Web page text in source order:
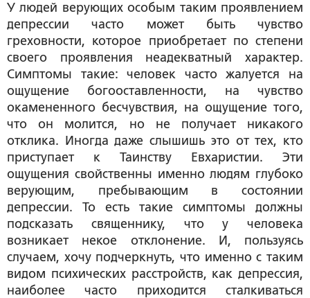
У людей верующих особым таким проявлением
депрессии часто может быть чувство
греховности, которое приобретает по степени
своего проявления неадекватный характер.
Симптомы такие: человек часто жалуется на
ощущение богооставленности, на чувство
окамененного бесчувствия, на ощущение того,
что он молится, но не получает никакого
отклика. Иногда даже слышишь это от тех, кто
приступает к Таинству Евхаристии. Эти
ощущения свойственны именно людям глубоко
верующим, пребывающим в состоянии
депрессии. То есть такие симптомы должны
подсказать священнику, что у человека
возникает некое отклонение. И, пользуясь
случаем, хочу подчеркнуть, что именно с таким
видом психических расстройств, как депрессия,
наиболее часто приходится сталкиваться